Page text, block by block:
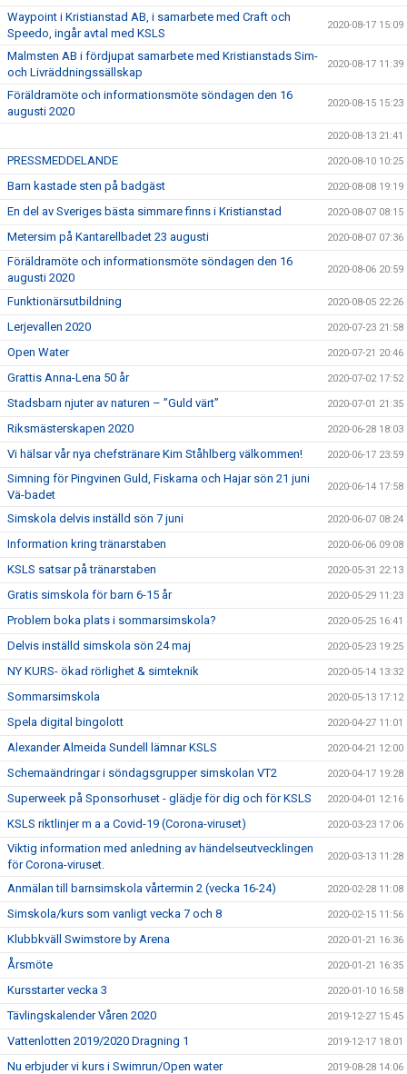
Waypoint i Kristianstad AB, i samarbete med Craft och
Speedo, ingår avtal med KSLS
2020-08-17 15:09
Malmsten AB i fördjupat samarbete med Kristianstads Sim-
och Livräddningssällskap
2020-08-17 11:39
Föräldramöte och informationsmöte söndagen den 16
augusti 2020
2020-08-15 15:23
2020-08-13 21:41
PRESSMEDDELANDE 2020-08-10 10:25
Barn kastade sten på badgäst 2020-08-08 19:19
En del av Sveriges bästa simmare finns i Kristianstad 2020-08-07 08:15
Metersim på Kantarellbadet 23 augusti 2020-08-07 07:36
Föräldramöte och informationsmöte söndagen den 16
augusti 2020
2020-08-06 20:59
Funktionärsutbildning 2020-08-05 22:26
Lerjevallen 2020 2020-07-23 21:58
Open Water 2020-07-21 20:46
Grattis Anna-Lena 50 år 2020-07-02 17:52
Stadsbarn njuter av naturen – ”Guld värt” 2020-07-01 21:35
Riksmästerskapen 2020 2020-06-28 18:03
Vi hälsar vår nya chefstränare Kim Ståhlberg välkommen! 2020-06-17 23:59
Simning för Pingvinen Guld, Fiskarna och Hajar sön 21 juni
Vä-badet
2020-06-14 17:58
Simskola delvis inställd sön 7 juni 2020-06-07 08:24
Information kring tränarstaben 2020-06-06 09:08
KSLS satsar på tränarstaben 2020-05-31 22:13
Gratis simskola för barn 6-15 år 2020-05-29 11:23
Problem boka plats i sommarsimskola? 2020-05-25 16:41
Delvis inställd simskola sön 24 maj 2020-05-23 19:25
NY KURS- ökad rörlighet & simteknik 2020-05-14 13:32
Sommarsimskola 2020-05-13 17:12
Spela digital bingolott 2020-04-27 11:01
Alexander Almeida Sundell lämnar KSLS 2020-04-21 12:00
Schemaändringar i söndagsgrupper simskolan VT2 2020-04-17 19:28
Superweek på Sponsorhuset - glädje för dig och för KSLS 2020-04-01 12:16
KSLS riktlinjer m a a Covid-19 (Corona-viruset) 2020-03-23 17:06
Viktig information med anledning av händelseutvecklingen
för Corona-viruset.
2020-03-13 11:28
Anmälan till barnsimskola vårtermin 2 (vecka 16-24) 2020-02-28 11:08
Simskola/kurs som vanligt vecka 7 och 8 2020-02-15 11:56
Klubbkväll Swimstore by Arena 2020-01-21 16:36
Årsmöte 2020-01-21 16:35
Kursstarter vecka 3 2020-01-10 16:58
Tävlingskalender Våren 2020 2019-12-27 15:45
Vattenlotten 2019/2020 Dragning 1 2019-12-17 18:01
Nu erbjuder vi kurs i Swimrun/Open water 2019-08-28 14:06